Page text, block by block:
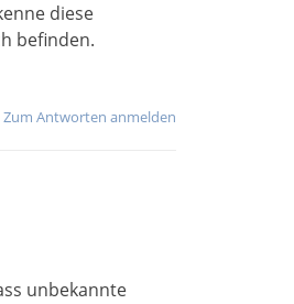
diese
befinden.
Zum Antworten anmelden
unbekannte